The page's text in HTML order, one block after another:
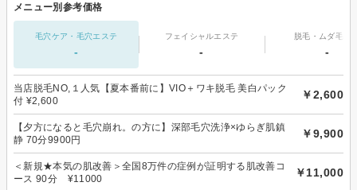
メニュー別参考価格
毛穴ケア・毛穴エステ
-
フェイシャルエステ
-
脱毛・ムダ毛処
-
当店脱毛NO,１人気【夏本番前に】VIO＋ワキ脱毛 美白パック
付 ¥2,600
￥2,600
【夕方になると毛穴崩れ。の方に】深部毛穴洗浄×ゆらぎ肌鎮
静 70分9900円
￥9,900
＜新規★本気の肌改善＞全国8万件の症例が証明する肌改善コ
ース 90分 ¥11000
￥11,000